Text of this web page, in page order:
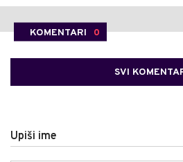
KOMENTARI 0
SVI
Upiši ime